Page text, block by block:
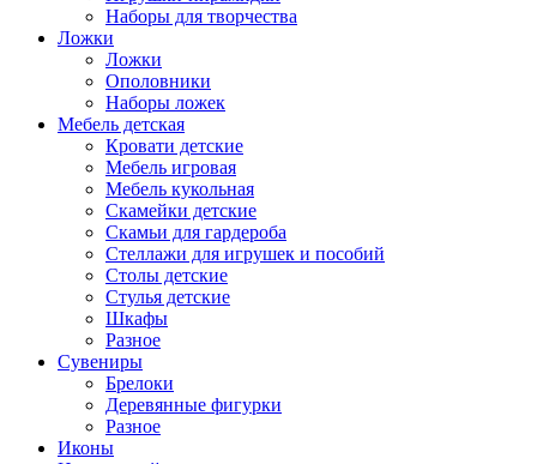
Наборы для творчества
Ложки
Ложки
Ополовники
Наборы ложек
Мебель детская
Кровати детские
Мебель игровая
Мебель кукольная
Скамейки детские
Скамьи для гардероба
Стеллажи для игрушек и пособий
Столы детские
Стулья детские
Шкафы
Разное
Сувениры
Брелоки
Деревянные фигурки
Разное
Иконы